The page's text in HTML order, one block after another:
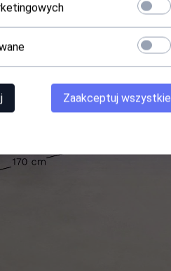
Zaakceptuj wszystkie